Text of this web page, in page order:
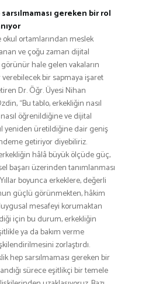
gereken bir rol
ortamlarından meslek
ve çoğu zaman dijital
hale gelen vakaların
bir sapmaya işaret
Dr. Öğr. Üyesi Nihan
“Bu tablo, erkekliğin nasıl
öğrenildiğine ve dijital
yeniden üretildiğine dair geniş
getiriyor diyebiliriz.
hâlâ büyük ölçüde güç,
başarı üzerinden tanımlanması
boyunca erkeklere, değerli
güçlü görünmekten, hâkim
mesafeyi korumaktan
için bu durum, erkekliğin
ya da bakım verme
zorlaştırdı.
hep sarsılmaması gereken bir
sürece eşitlikçi bir temele